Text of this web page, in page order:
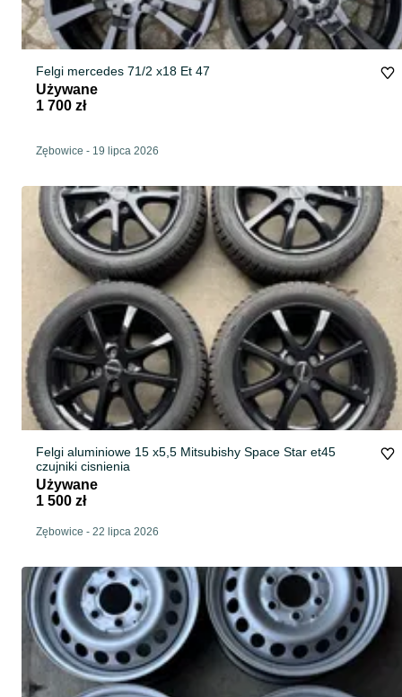
Felgi mercedes 71/2 x18 Et 47
Używane
1 700 zł
Zębowice - 19 lipca 2026
Felgi aluminiowe 15 x5,5 Mitsubishy Space Star et45
czujniki cisnienia
Używane
1 500 zł
Zębowice - 22 lipca 2026